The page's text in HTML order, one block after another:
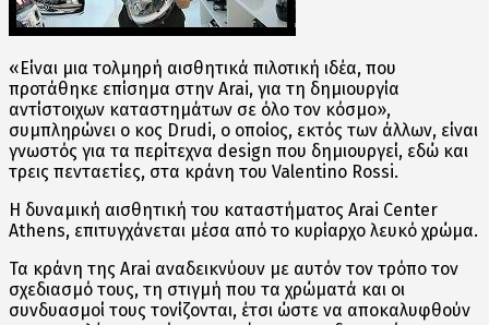
«Είναι μια τολμηρή αισθητικά πιλοτική ιδέα, που
προτάθηκε επίσημα στην Arai, για τη δημιουργία
αντίστοιχων καταστημάτων σε όλο τον κόσμο»,
συμπληρώνει ο κος Drudi, ο οποίος, εκτός των άλλων, είναι
γνωστός για τα περίτεχνα design που δημιουργεί, εδώ και
τρεις πενταετίες, στα κράνη του Valentino Rossi.
Η δυναμική αισθητική του καταστήματος Arai Center
Athens, επιτυγχάνεται μέσα από το κυρίαρχο λευκό χρώμα.
Τα κράνη της Arai αναδεικνύουν με αυτόν τον τρόπο τον
σχεδιασμό τους, τη στιγμή που τα χρώματά και οι
συνδυασμοί τους τονίζονται, έτσι ώστε να αποκαλυφθούν